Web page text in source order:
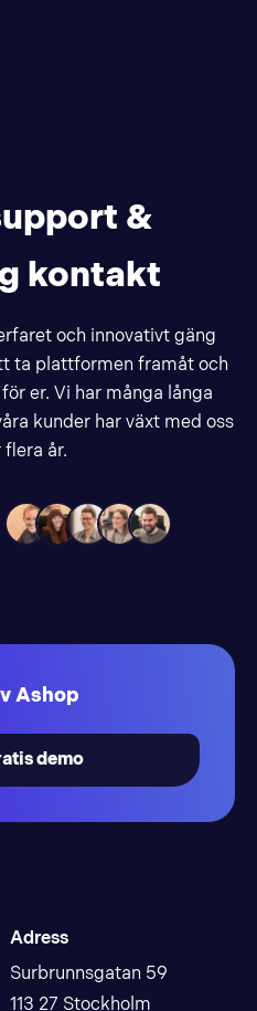
&
kontakt
och innovativt gäng
ta plattformen framåt och
er. Vi har många långa
kunder har växt med oss
flera år.
Ashop
demo
Adress
Surbrunnsgatan 59
113 27 Stockholm